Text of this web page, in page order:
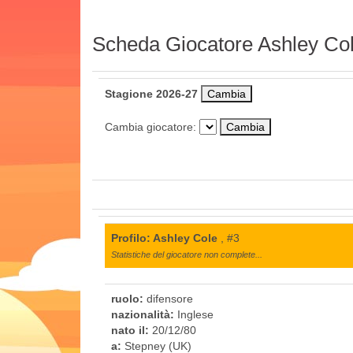
Scheda Giocatore Ashley
Stagione 2026-27
Cambia giocatore:
Profilo: Ashley Cole , #3
Statistiche del giocatore non complete...
ruolo: difensore
nazionalità: Inglese
nato il: 20/12/80
a: Stepney (UK)